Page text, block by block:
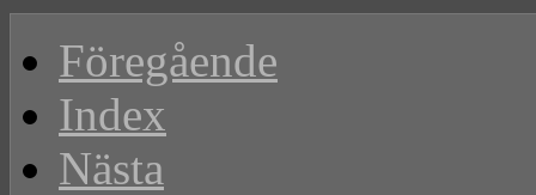
Föregående
Index
Nästa